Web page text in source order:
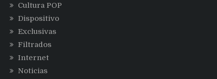
Cultura POP
Dispositivo
Exclusivas
Filtrados
Internet
Noticias